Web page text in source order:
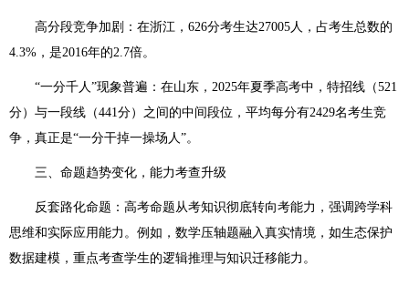
高分段竞争加剧：在浙江，626分考生达27005人，占考生总数的
4.3%，是2016年的2.7倍。
“一分千人”现象普遍：在山东，2025年夏季高考中，特招线（521
分）与一段线（441分）之间的中间段位，平均每分有2429名考生竞
争，真正是“一分干掉一操场人”。
三、命题趋势变化，能力考查升级
反套路化命题：高考命题从考知识彻底转向考能力，强调跨学科
思维和实际应用能力。例如，数学压轴题融入真实情境，如生态保护
数据建模，重点考查学生的逻辑推理与知识迁移能力。